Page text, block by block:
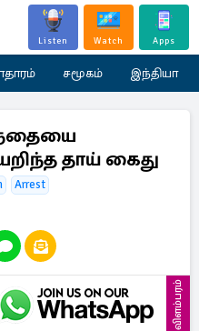
Listen Watch Apps
சமூகம் இந்தியா
தாய் கைது
Arrest
விளம்பரம்